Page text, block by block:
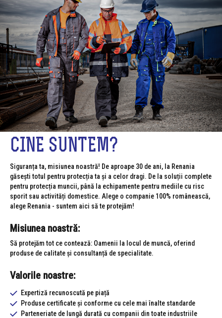
CINE SUNTEM?
Siguranța ta, misiunea noastră! De aproape 30 de ani, la Renania
găsești totul pentru protecția ta și a celor dragi. De la soluții complete
pentru protecția muncii, până la echipamente pentru mediile cu risc
sporit sau activități domestice. Alege o companie 100% românească,
alege Renania - suntem aici să te protejăm!
Misiunea noastră:
Să protejăm tot ce contează: Oamenii la locul de muncă, oferind
produse de calitate și consultanță de specialitate.
Valorile noastre:
Expertiză recunoscută pe piață
Produse certificate și conforme cu cele mai înalte standarde
Parteneriate de lungă durată cu companii din toate industriile